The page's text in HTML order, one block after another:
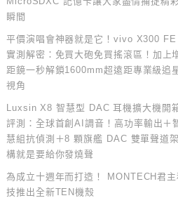
瞬間
平價演唱會神器就是它！vivo X300 FE
實測解密：免買大砲免買搖滾區！加上
距鏡一秒解鎖1600mm超遠距專業級追
視角
Luxsin X8 智慧型 DAC 耳機擴大機開
評測：全球首創AI調音！高功率輸出＋
慧組抗偵測＋8 顆旗艦 DAC 雙單聲道架
構就是要給你發燒聲
為成立十週年而打造！ MONTECH君主
技推出全新TEN機殼